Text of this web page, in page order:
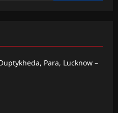
Para, Lucknow –